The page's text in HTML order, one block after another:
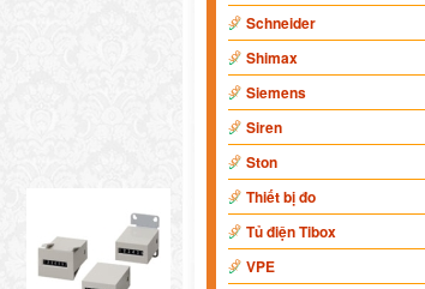
Schneider
Shimax
Siemens
Siren
Ston
Thiết bị đo
Tủ điện Tibox
VPE